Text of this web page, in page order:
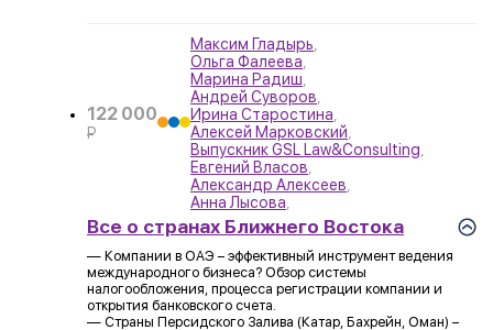
122 000
P
Максим Гладырь
Ольга Фалеева
Марина Радиш
Андрей Суворов
Ирина Старостина
Алексей Марковский
Выпускник GSL Law&Consulting
Евгений Власов
Александр Алексеев
Анна Лысова
Все о странах Ближнего Востока
— Компании в ОАЭ – эффективный инструмент ведения
международного бизнеса? Обзор системы
налогообложения, процесса регистрации компании и
открытия банковского счета.
— Страны Персидского Залива (Катар, Бахрейн, Оман) –